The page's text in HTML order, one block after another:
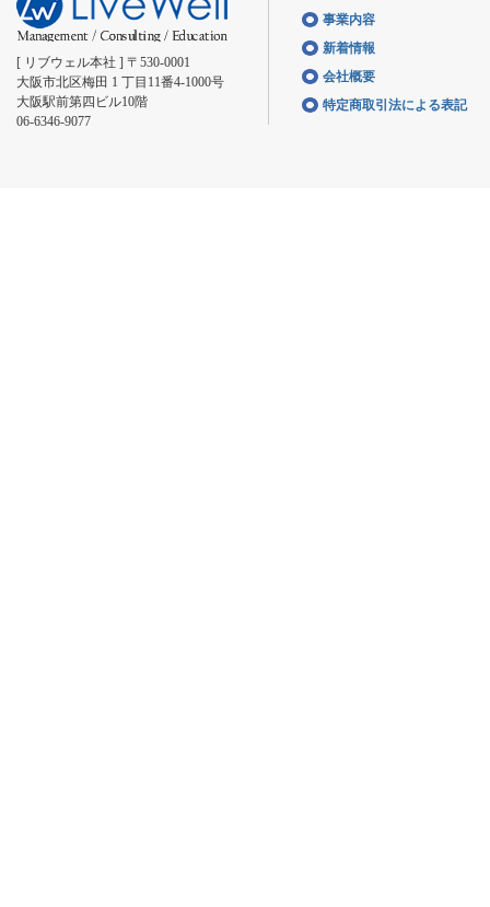
[ リブウェル本社 ] 〒530-0001
大阪市北区梅田 1 丁目11番4-1000号
大阪駅前第四ビル10階
06-6346-9077
事業内容
新着情報
会社概要
特定商取引法による表記